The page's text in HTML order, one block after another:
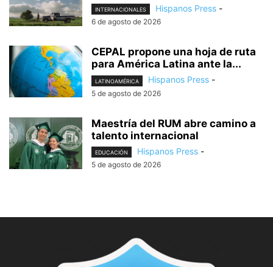
INTERNACIONALES Hispanos Press -
6 de agosto de 2026
CEPAL propone una hoja de ruta
para América Latina ante la...
LATINOAMÉRICA Hispanos Press -
5 de agosto de 2026
Maestría del RUM abre camino a
talento internacional
EDUCACIÓN Hispanos Press -
5 de agosto de 2026